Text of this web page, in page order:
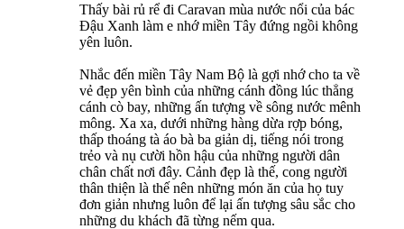
Thấy bài rủ rể đi Caravan mùa nước nổi của bác
Đậu Xanh làm e nhớ miền Tây đứng ngồi không
yên luôn.
Nhắc đến miền Tây Nam Bộ là gợi nhớ cho ta về
vẻ đẹp yên bình của những cánh đồng lúc thẳng
cánh cò bay, những ấn tượng về sông nước mênh
mông. Xa xa, dưới những hàng dừa rợp bóng,
thấp thoáng tà áo bà ba giản dị, tiếng nói trong
trẻo và nụ cười hồn hậu của những người dân
chân chất nơi đây. Cảnh đẹp là thế, cong người
thân thiện là thế nên những món ăn của họ tuy
đơn giản nhưng luôn để lại ấn tượng sâu sắc cho
những du khách đã từng nếm qua.